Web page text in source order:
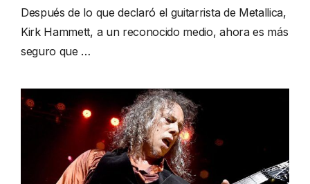
Después de lo que declaró el guitarrista de Metallica,
Kirk Hammett, a un reconocido medio, ahora es más
seguro que …